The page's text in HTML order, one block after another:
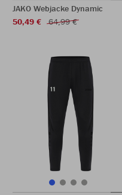
JAKO Webjacke Dynamic
50,49 €
64,99 €